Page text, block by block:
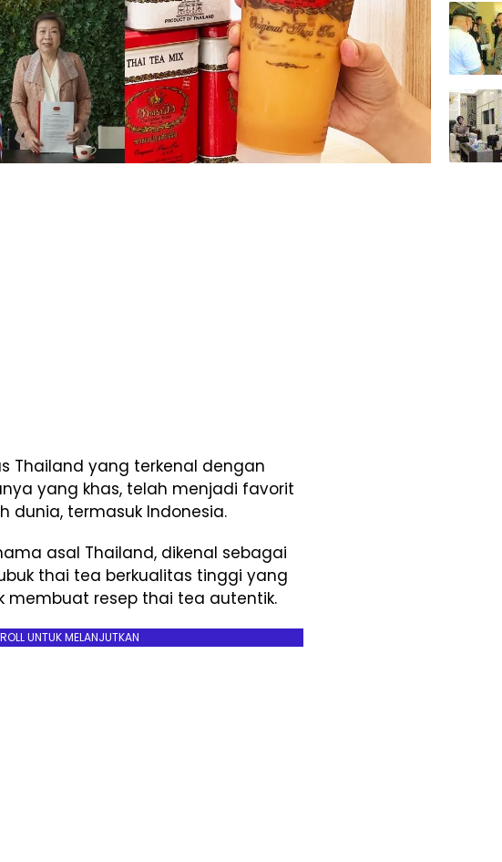
Thailand yang terkenal dengan
yang khas, telah menjadi favorit
dunia, termasuk Indonesia.
asal Thailand, dikenal sebagai
thai tea berkualitas tinggi yang
membuat resep thai tea autentik.
UNTUK MELANJUTKAN